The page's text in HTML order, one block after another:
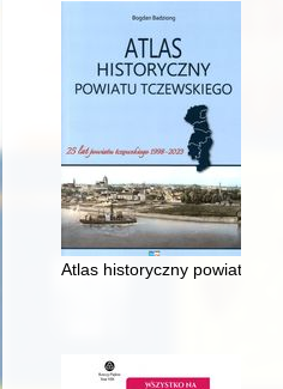
Atlas historyczny powiatu